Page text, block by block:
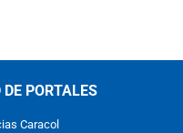
DE PORTALES
Caracol